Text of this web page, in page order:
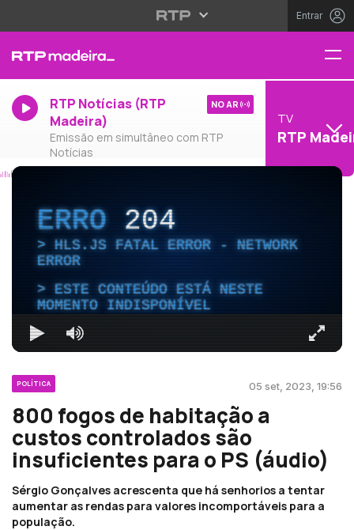
Entrar
RTP Notícias (RTP
Madeira)
Emissão em simultâneo com RTP
Notícias
NO AR
TV
RTP
ERRO204
HLS.JS FATAL ERROR - NETWORK
ERROR
ESTE CONTEÚDO ESTÁ NESTE
MOMENTO INDISPONÍVEL
POLÍTICA 05 set, 2023, 19:56
800 fogos de habitação a
custos controlados são
insuficientes para o PS (áudio)
Sérgio Gonçalves acrescenta que há senhorios a tentar
aumentar as rendas para valores incomportáveis para a
população.